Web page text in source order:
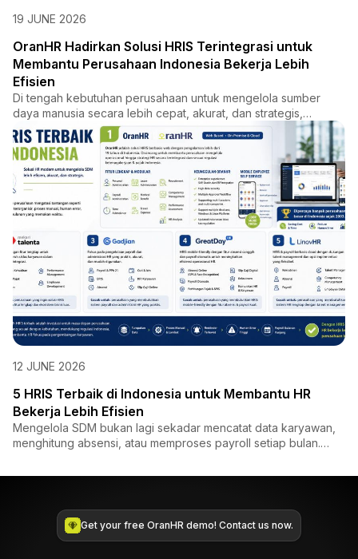
19 JUNE 2026
OranHR Hadirkan Solusi HRIS Terintegrasi untuk
Membantu Perusahaan Indonesia Bekerja Lebih
Efisien
Di tengah kebutuhan perusahaan untuk mengelola sumber
daya manusia secara lebih cepat, akurat, dan strategis,
OranHR had...
12 JUNE 2026
5 HRIS Terbaik di Indonesia untuk Membantu HR
Bekerja Lebih Efisien
Mengelola SDM bukan lagi sekadar mencatat data karyawan,
menghitung absensi, atau memproses payroll setiap bulan.
Get your free OranHR demo! Contact us now.